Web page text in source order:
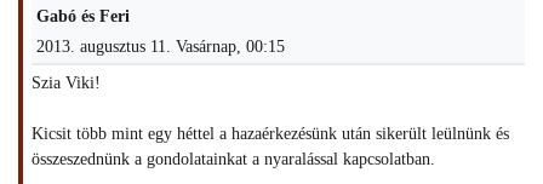
Gabó és Feri
2013. augusztus 11. Vasárnap, 00:15
Szia Viki!
Kicsit több mint egy héttel a hazaérkezésünk után sikerült leülnünk és
összeszednünk a gondolatainkat a nyaralással kapcsolatban.